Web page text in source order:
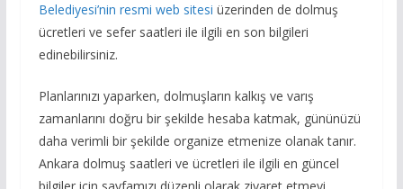
Belediyesi’nin resmi web sitesi üzerinden de dolmuş
ücretleri ve sefer saatleri ile ilgili en son bilgileri
edinebilirsiniz.
Planlarınızı yaparken, dolmuşların kalkış ve varış
zamanlarını doğru bir şekilde hesaba katmak, gününüzü
daha verimli bir şekilde organize etmenize olanak tanır.
Ankara dolmuş saatleri ve ücretleri ile ilgili en güncel